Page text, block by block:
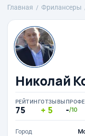
Главная Фрилансеры
Николай
РЕЙТИНГ
75
ОТЗЫВЫ
5 -/10
Город